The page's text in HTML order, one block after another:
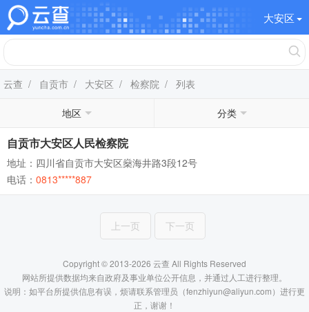
大安区
云查 / 自贡市 / 大安区 / 检察院 / 列表
地区 分类
自贡市大安区人民检察院
地址：四川省自贡市大安区燊海井路3段12号
电话： 0813*****887
上一页 下一页
Copyright © 2013-2026 云查 All Rights Reserved
网站所提供数据均来自政府及事业单位公开信息，并通过人工进行整理。
说明：如平台所提供信息有误，烦请联系管理员（fenzhiyun@aliyun.com）进行更
正，谢谢！